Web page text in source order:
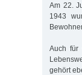
Am 22.
1943
Auch für
gehört